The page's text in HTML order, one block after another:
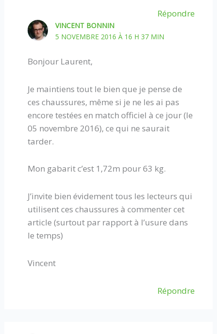
Répondre
VINCENT BONNIN
5 NOVEMBRE 2016 À 16 H 37 MIN
Bonjour Laurent,
Je maintiens tout le bien que je pense de
ces chaussures, même si je ne les ai pas
encore testées en match officiel à ce jour (le
05 novembre 2016), ce qui ne saurait
tarder.
Mon gabarit c’est 1,72m pour 63 kg.
J’invite bien évidement tous les lecteurs qui
utilisent ces chaussures à commenter cet
article (surtout par rapport à l’usure dans
le temps)
Vincent
Répondre